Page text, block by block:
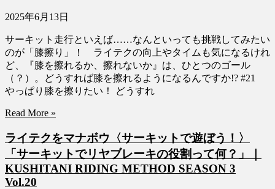
2025年6月13日
サーキット走行といえば……なんといっても挑戦してみたい
のが「膝擦り」！ ライテクの向上やタイムも気になるけれ
ど、『膝を擦れるか、擦れないか』は、ひとつのゴール
（？）。どうすれば膝を擦れるようになるんですか!? #21
やっぱり膝を擦りたい！ どうすれ
Read More »
ライテクをマナボウ〈サーキットで遊ぼう！〉
「サーキットでリヤブレーキの役割って何？」｜
KUSHITANI RIDING METHOD SEASON 3
Vol.20